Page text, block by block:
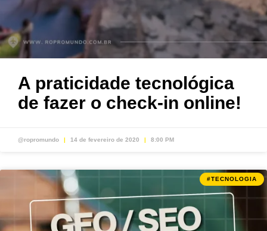
A praticidade tecnológica
de fazer o check-in online!
@ropromundo 14 de fevereiro de 2020 8:00 PM
#TECNOLOGIA